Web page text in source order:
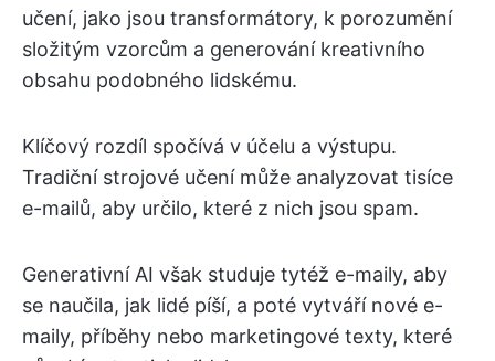
učení, jako jsou transformátory, k porozumění
složitým vzorcům a generování kreativního
obsahu podobného lidskému.
Klíčový rozdíl spočívá v účelu a výstupu.
Tradiční strojové učení může analyzovat tisíce
e-mailů, aby určilo, které z nich jsou spam.
Generativní AI však studuje tytéž e-maily, aby
se naučila, jak lidé píší, a poté vytváří nové e-
maily, příběhy nebo marketingové texty, které